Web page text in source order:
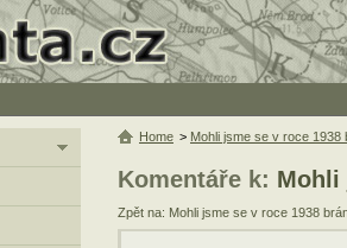
Komentáře k: Mohli
Zpět na: Mohli jsme se v roce 1938
Home > Mohli jsme se v roce 1938